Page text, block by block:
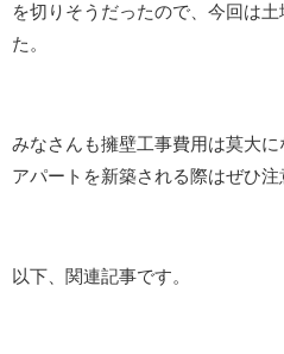
を切りそうだったので、今回は土
た。
みなさんも擁壁工事費用は莫大
アパートを新築される際はぜひ注
以下、関連記事です。